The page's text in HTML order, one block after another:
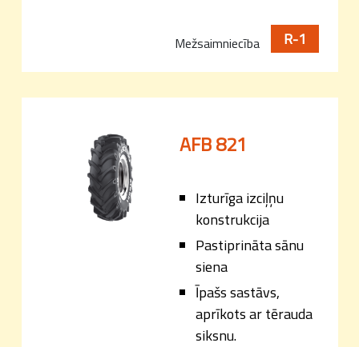
Mežsaimniecība R-1
AFB 821
Izturīga izciļņu
konstrukcija
Pastiprināta sānu
siena
Īpašs sastāvs,
aprīkots ar tērauda
siksnu.